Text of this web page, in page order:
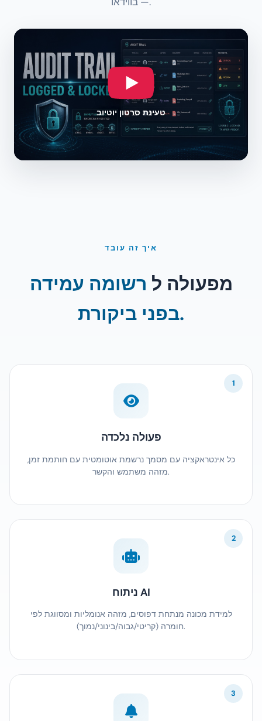
טעינת סרטון יוטיוב
איך זה עובד
מפעולה ל רשומה עמידה
בפני ביקורת.
1
פעולה נלכדה
כל אינטראקציה עם מסמך נרשמת אוטומטית עם חותמת זמן,
מזהה משתמש והקשר.
2
ניתוח AI
למידת מכונה מנתחת דפוסים, מזהה אנומליות ומסווגת לפי
חומרה (קריטי/גבוה/בינוני/נמוך).
3